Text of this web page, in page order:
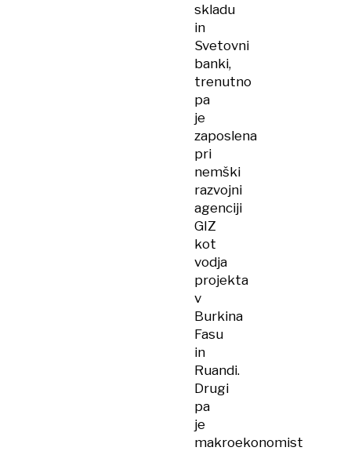
skladu
in
Svetovni
banki,
trenutno
pa
je
zaposlena
pri
nemški
razvojni
agenciji
GIZ
kot
vodja
projekta
v
Burkina
Fasu
in
Ruandi.
Drugi
pa
je
makroekonomist